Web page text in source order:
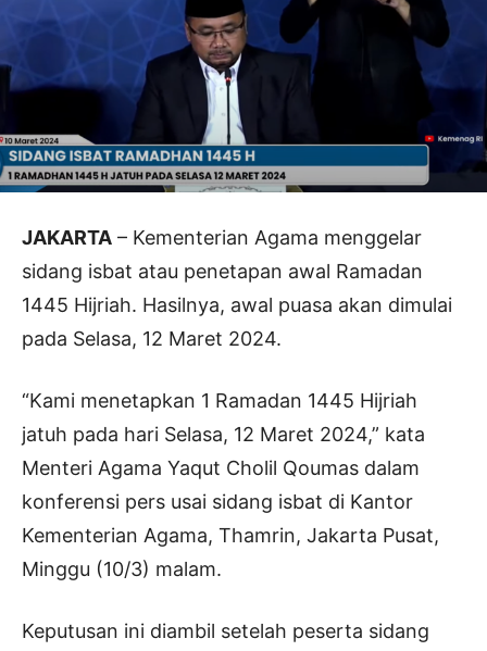
JAKARTA – Kementerian Agama menggelar
sidang isbat atau penetapan awal Ramadan
1445 Hijriah. Hasilnya, awal puasa akan dimulai
pada Selasa, 12 Maret 2024.
“Kami menetapkan 1 Ramadan 1445 Hijriah
jatuh pada hari Selasa, 12 Maret 2024,” kata
Menteri Agama Yaqut Cholil Qoumas dalam
konferensi pers usai sidang isbat di Kantor
Kementerian Agama, Thamrin, Jakarta Pusat,
Minggu (10/3) malam.
Keputusan ini diambil setelah peserta sidang